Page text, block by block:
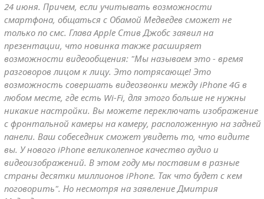
24 июня. Причем, если учитывать возможности
смартфона, общаться с Обамой Медведев сможет не
только по смс. Глава Apple Стив Джобс заявил на
презентации, что новинка также расширяет
возможности видеообщения: "Мы называем это - время
разговоров лицом к лицу. Это потрясающе! Это
возможность совершать видеозвонки между iPhone 4G в
любом месте, где есть Wi-Fi, для этого больше не нужны
никакие настройки. Вы можете переключать изображение
с фронтальной камеры на камеру, расположенную на задней
панели. Ваш собеседник сможет увидеть то, что видите
вы. У нового iPhone великолепное качество аудио и
видеоизображений. В этом году мы поставим в разные
страны десятки миллионов iPhone. Так что будет с кем
поговорить". Но несмотря на заявление Дмитрия